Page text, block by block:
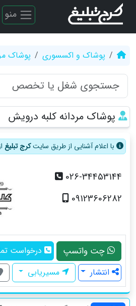
منو
پوشاک و اکسسوری پوشاک
پوشاک مردانه کلبه درویش
با اعلام آشنایی از طریق سایتکرج تبلیغ
026-34453144
09123606282
چت واتسپ درخواست
انتشار مسیریابی